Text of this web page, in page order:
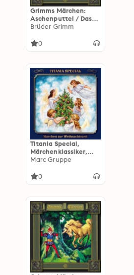
Grimms Märchen:
Aschenputtel / Das
Waldhaus / Das blaue
Brüder Grimm
0
Titania Special,
Märchenklassiker,
Folge 16: Märchen zur
Marc Gruppe
0